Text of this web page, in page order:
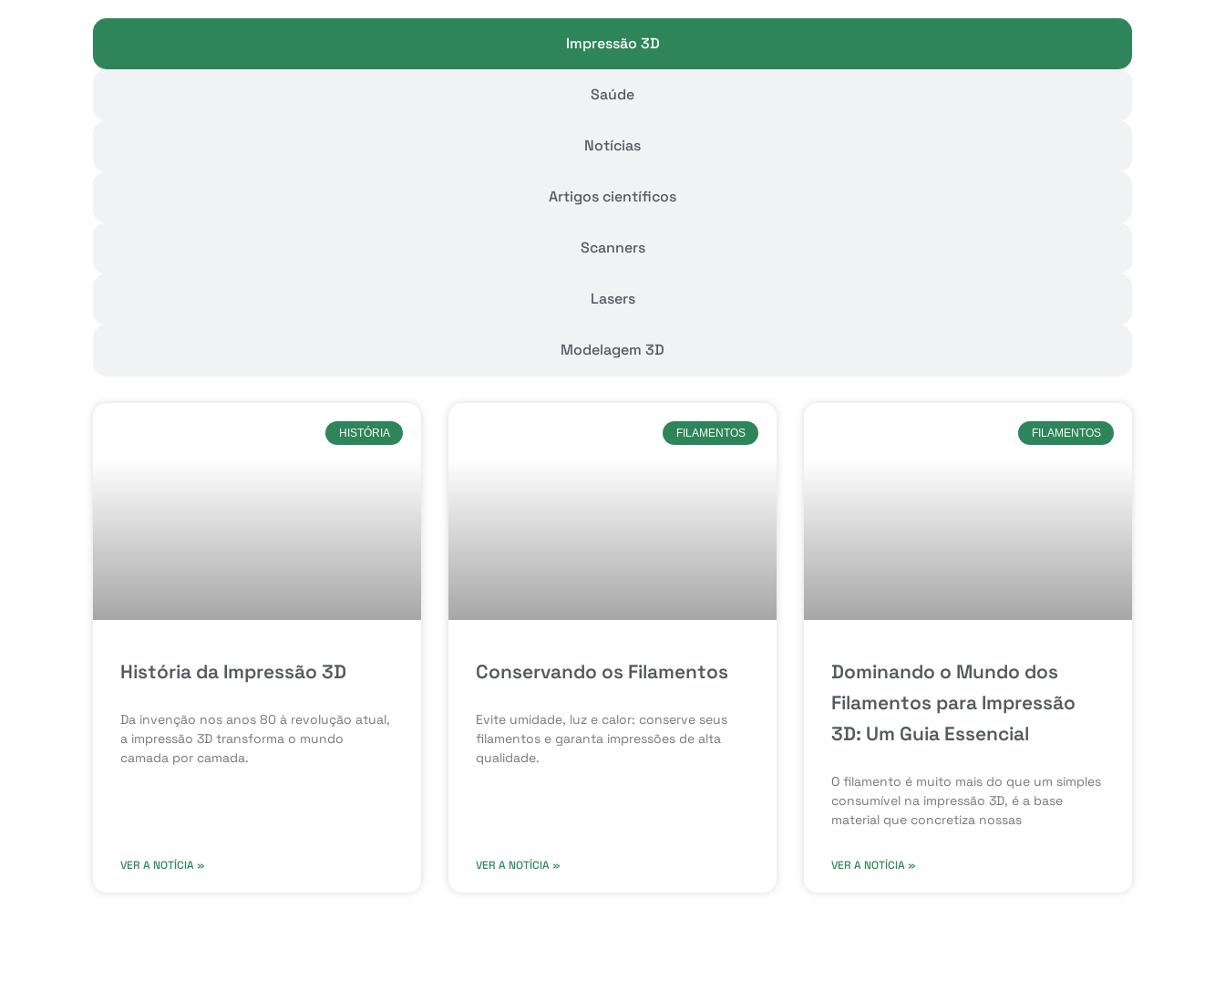
Impressão 3D
Saúde
Notícias
Artigos científicos
Scanners
Lasers
Modelagem 3D
HISTÓRIA
História da Impressão 3D
Da invenção nos anos 80 à revolução atual,
a impressão 3D transforma o mundo
camada por camada.
VER A NOTÍCIA »
FILAMENTOS
Conservando os Filamentos
Evite umidade, luz e calor: conserve seus
filamentos e garanta impressões de alta
qualidade.
VER A NOTÍCIA »
FILAMENTOS
Dominando o Mundo dos
Filamentos para Impressão
3D: Um Guia Essencial
O filamento é muito mais do que um simples
consumível na impressão 3D, é a base
material que concretiza nossas
VER A NOTÍCIA »